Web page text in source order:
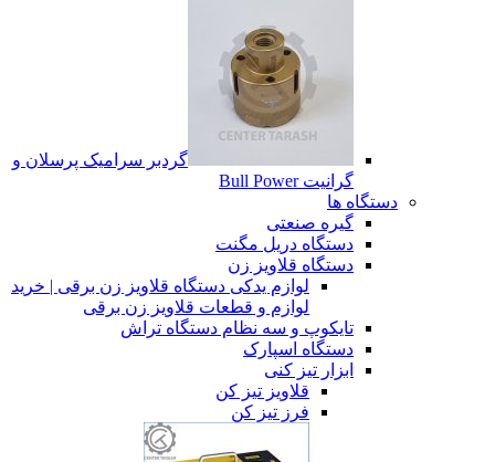
گردبر سرامیک پرسلان و
گرانیت Bull Power
دستگاه ها
گیره صنعتی
دستگاه دریل مگنت
دستگاه قلاویز زن
لوازم یدکی دستگاه قلاویز زن برقی | خرید
لوازم و قطعات قلاویز زن برقی
تایکوپ و سه نظام دستگاه تراش
دستگاه اسپارک
ابزار تیز کنی
قلاویز تیز کن
فرز تیز کن